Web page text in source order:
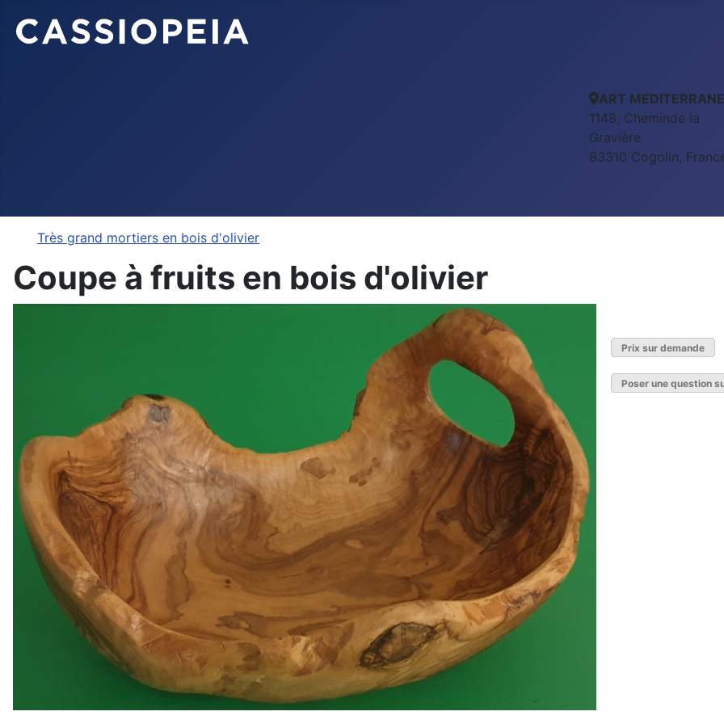
ART
1148, Cheminde la
Gravière
83310 Cogolin,
Très grand mortiers en bois d'olivier
Coupe à fruits en bois d'olivier
Prix sur demande
Poser une question